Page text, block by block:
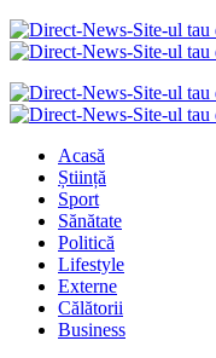
Acasă
Știință
Sport
Sănătate
Politică
Lifestyle
Externe
Călătorii
Business